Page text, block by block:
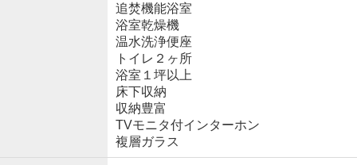
追焚機能浴室
浴室乾燥機
温水洗浄便座
トイレ２ヶ所
浴室１坪以上
床下収納
収納豊富
TVモニタ付インターホン
複層ガラス